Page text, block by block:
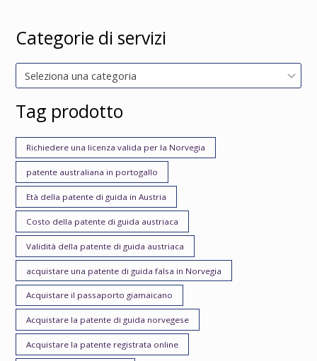
Categorie di servizi
Seleziona una categoria
Tag prodotto
Richiedere una licenza valida per la Norvegia
patente australiana in portogallo
Età della patente di guida in Austria
Costo della patente di guida austriaca
Validità della patente di guida austriaca
acquistare una patente di guida falsa in Norvegia
Acquistare il passaporto giamaicano
Acquistare la patente di guida norvegese
Acquistare la patente registrata online